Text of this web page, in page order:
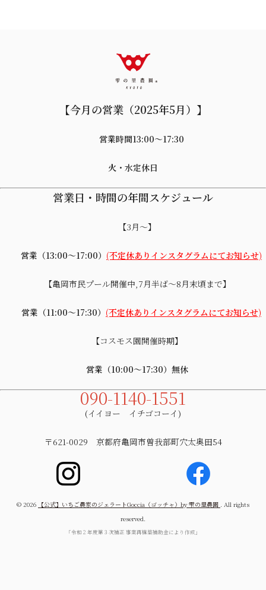
【今月の営業（2025年5月）】
営業時間13:00〜17:30
火・水定休日
営業日・時間の年間スケジュール
【3月～】
営業（13:00～17:00） (不定休ありインスタグラムにてお知らせ)
【亀岡市民プール開催中,7月半ば～8月末頃まで】
営業（11:00～17:30） (不定休ありインスタグラムにてお知らせ)
【コスモス園開催時期】
営業（10:00～17:30）無休
090-1140-1551
(イイヨー イチゴコーイ)
〒621-0029 京都府亀岡市曽我部町穴太奥田54
© 2026 【公式】いちご農家のジェラートGoccia（ゴッチャ）by 雫の里農園
. All rights
reserved.
「令和２年度第３次補正 事業再構築補助金により作成」